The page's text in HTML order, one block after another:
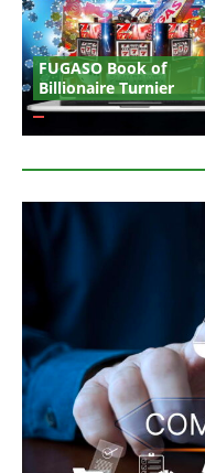
FUGASO Book of
Billionaire Turnier